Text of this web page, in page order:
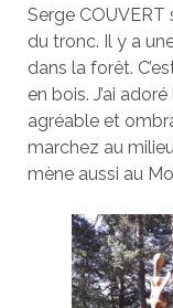
Serge
du tronc. Il y a
dans la forêt.
en bois. J’ai
agréable et
marchez au
mène aussi au